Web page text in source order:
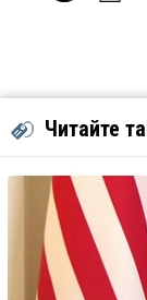
Читайте